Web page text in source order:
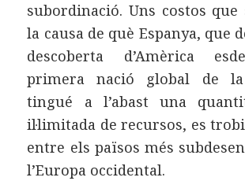
subordinació. Uns costos que
la causa de què Espanya, que
descoberta d’Amèrica
primera nació global de
tingué a l’abast una
il·limitada de recursos, es
entre els països més
l’Europa occidental.